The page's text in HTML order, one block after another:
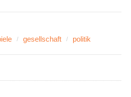
gesellschaft politik